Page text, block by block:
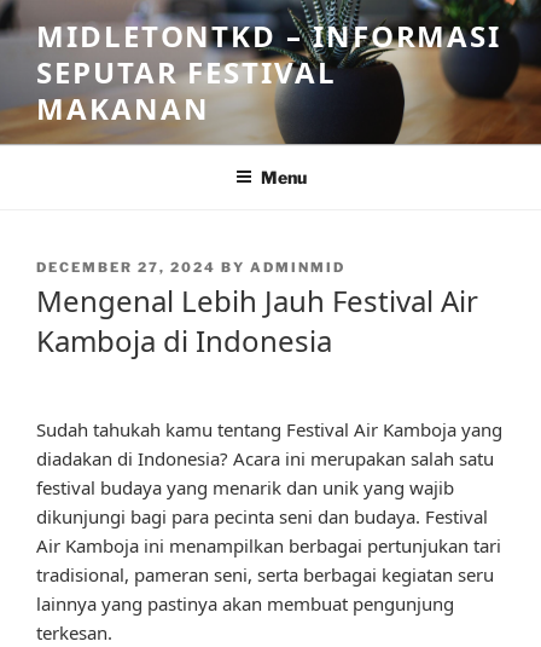
Skip
to
content
MIDLETONTKD – INFORMASI
SEPUTAR FESTIVAL
MAKANAN
Menu
POSTED
DECEMBER 27, 2024 BY ADMINMID
Mengenal Lebih Jauh Festival Air
Kamboja di Indonesia
Sudah tahukah kamu tentang Festival Air Kamboja yang
diadakan di Indonesia? Acara ini merupakan salah satu
festival budaya yang menarik dan unik yang wajib
dikunjungi bagi para pecinta seni dan budaya. Festival
Air Kamboja ini menampilkan berbagai pertunjukan tari
tradisional, pameran seni, serta berbagai kegiatan seru
lainnya yang pastinya akan membuat pengunjung
terkesan.